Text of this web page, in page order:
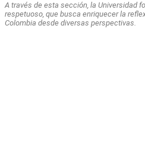
A través de esta sección, la Universidad
respetuoso, que busca enriquecer la
Colombia desde diversas perspectivas.